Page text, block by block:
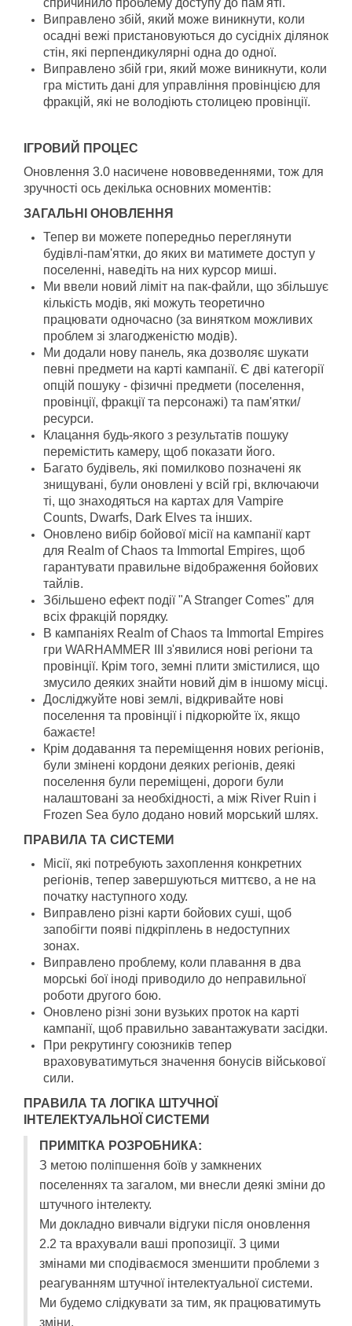
спричинило проблему доступу до пам'яті.
Виправлено збій, який може виникнути, коли
осадні вежі пристановуються до сусідніх ділянок
стін, які перпендикулярні одна до одної.
Виправлено збій гри, який може виникнути, коли
гра містить дані для управління провінцією для
фракцій, які не володіють столицею провінції.
ІГРОВИЙ ПРОЦЕС
Оновлення 3.0 насичене нововведеннями, тож для
зручності ось декілька основних моментів:
ЗАГАЛЬНІ ОНОВЛЕННЯ
Тепер ви можете попередньо переглянути
будівлі-пам'ятки, до яких ви матимете доступ у
поселенні, наведіть на них курсор миші.
Ми ввели новий ліміт на пак-файли, що збільшує
кількість модів, які можуть теоретично
працювати одночасно (за винятком можливих
проблем зі злагодженістю модів).
Ми додали нову панель, яка дозволяє шукати
певні предмети на карті кампанії. Є дві категорії
опцій пошуку - фізичні предмети (поселення,
провінції, фракції та персонажі) та пам'ятки/
ресурси.
Клацання будь-якого з результатів пошуку
перемістить камеру, щоб показати його.
Багато будівель, які помилково позначені як
знищувані, були оновлені у всій грі, включаючи
ті, що знаходяться на картах для Vampire
Counts, Dwarfs, Dark Elves та інших.
Оновлено вибір бойової місії на кампанії карт
для Realm of Chaos та Immortal Empires, щоб
гарантувати правильне відображення бойових
тайлів.
Збільшено ефект події "A Stranger Comes" для
всіх фракцій порядку.
В кампаніях Realm of Chaos та Immortal Empires
гри WARHAMMER III з'явилися нові регіони та
провінції. Крім того, земні плити змістилися, що
змусило деяких знайти новий дім в іншому місці.
Досліджуйте нові землі, відкривайте нові
поселення та провінції і підкорюйте їх, якщо
бажаєте!
Крім додавання та переміщення нових регіонів,
були змінені кордони деяких регіонів, деякі
поселення були переміщені, дороги були
налаштовані за необхідності, а між River Ruin і
Frozen Sea було додано новий морський шлях.
ПРАВИЛА ТА СИСТЕМИ
Місії, які потребують захоплення конкретних
регіонів, тепер завершуються миттєво, а не на
початку наступного ходу.
Виправлено різні карти бойових суші, щоб
запобігти появі підкріплень в недоступних
зонах.
Виправлено проблему, коли плавання в два
морські бої іноді приводило до неправильної
роботи другого бою.
Оновлено різні зони вузьких проток на карті
кампанії, щоб правильно завантажувати засідки.
При рекрутингу союзників тепер
враховуватимуться значення бонусів військової
сили.
ПРАВИЛА ТА ЛОГІКА ШТУЧНОЇ
ІНТЕЛЕКТУАЛЬНОЇ СИСТЕМИ
ПРИМІТКА РОЗРОБНИКА:
З метою поліпшення боїв у замкнених
поселеннях та загалом, ми внесли деякі зміни до
штучного інтелекту.
Ми докладно вивчали відгуки після оновлення
2.2 та врахували ваші пропозиції. З цими
змінами ми сподіваємося зменшити проблеми з
реагуванням штучної інтелектуальної системи.
Ми будемо слідкувати за тим, як працюватимуть
зміни.